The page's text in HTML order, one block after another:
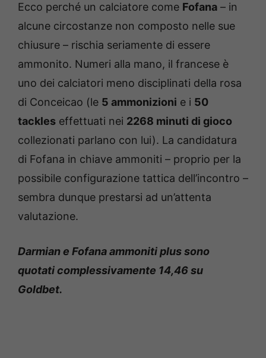
Ecco perché un calciatore come Fofana – in
alcune circostanze non composto nelle sue
chiusure – rischia seriamente di essere
ammonito. Numeri alla mano, il francese è
uno dei calciatori meno disciplinati della rosa
di Conceicao (le 5 ammonizioni e i 50
tackles effettuati nei 2268 minuti di gioco
collezionati parlano con lui). La candidatura
di Fofana in chiave ammoniti – proprio per la
possibile configurazione tattica dell’incontro –
sembra dunque prestarsi ad un’attenta
valutazione.
Darmian e Fofana ammoniti plus sono
quotati complessivamente 14,46 su
Goldbet.